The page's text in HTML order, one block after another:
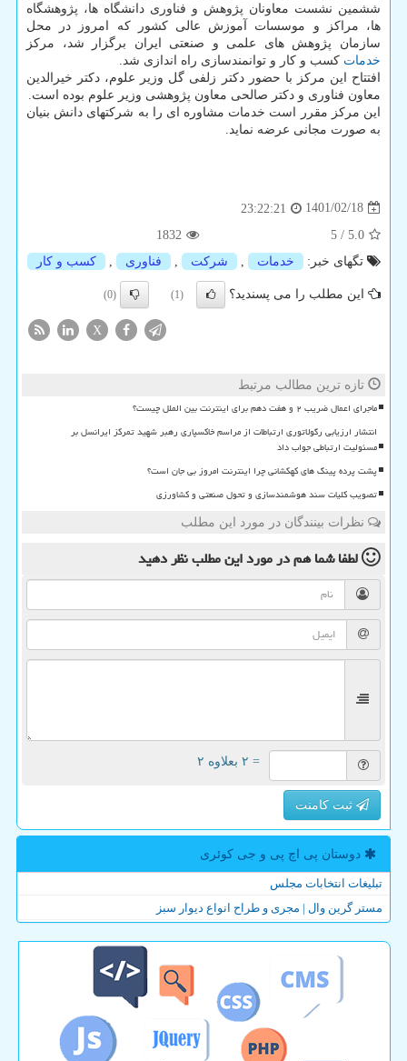
ششمین نشست معاونان پژوهش و فناوری دانشگاه ها، پژوهشگاه
ها، مراکز و موسسات آموزش عالی کشور که امروز در محل
سازمان پژوهش های علمی و صنعتی ایران برگزار شد، مرکز
خدمات کسب و کار و توانمندسازی راه اندازی شد.
افتتاح این مرکز با حضور دکتر زلفی گل وزیر علوم، دکتر خیرالدین
معاون فناوری و دکتر صالحی معاون پژوهشی وزیر علوم بوده است.
این مرکز مقرر است خدمات مشاوره ای را به شرکتهای دانش بنیان
به صورت مجانی عرضه نماید.
1401/02/18
23:22:21
5.0
/
5
1832
تگهای خبر:
خدمات شركت فناوری كسب و كار
این مطلب را می پسندید؟ (1)
(0)
X
تازه ترین مطالب مرتبط
ماجرای اعمال ضریب ۲ و هفت دهم برای اینترنت بین الملل چیست؟
انتشار ارزیابی رگولاتوری ارتباطات از مراسم خاکسپاری رهبر شهید تمرکز ایرانسل بر
مسئولیت ارتباطی جواب داد
پشت پرده پینگ های کهکشانی چرا اینترنت امروز بی جان است؟
تصویب کلیات سند هوشمندسازی و تحول صنعتی و کشاورزی
نظرات بینندگان در مورد این مطلب
لطفا شما همدر مورد این مطلبنظر دهید
= ۲ بعلاوه ۲
ثبت کامنت
دوستان پی اچ پی و جی كوئری
تبلیغات انتخابات مجلس
مستر گرین وال | مجری و طراح انواع دیوار سبز